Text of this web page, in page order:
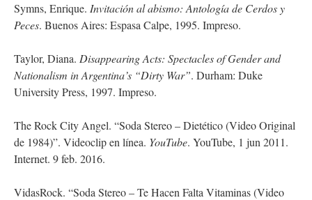
Symns, Enrique. Invitación al abismo: Antología de Cerdos y
Peces. Buenos Aires: Espasa Calpe, 1995. Impreso.
Taylor, Diana. Disappearing Acts: Spectacles of Gender and
Nationalism in Argentina’s “Dirty War”. Durham: Duke
University Press, 1997. Impreso.
The Rock City Angel. “Soda Stereo – Dietético (Video Original
de 1984)”. Videoclip en línea. YouTube. YouTube, 1 jun 2011.
Internet. 9 feb. 2016.
VidasRock. “Soda Stereo – Te Hacen Falta Vitaminas (Video